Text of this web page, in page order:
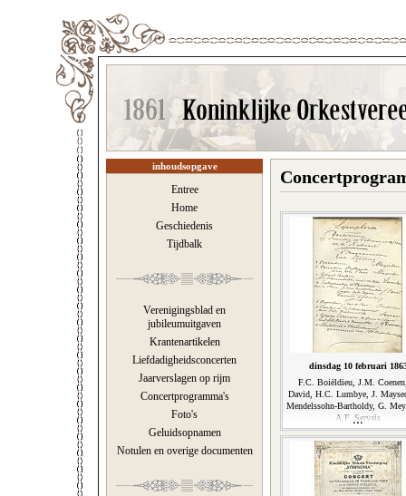
inhoudsopgave
Entree
Home
Geschiedenis
Tijdbalk
Verenigingsblad en
jubileumuitgaven
Krantenartikelen
Liefdadigheidsconcerten
Jaarverslagen op rijm
Concertprogramma's
Foto's
Geluidsopnamen
Notulen en overige documenten
dinsdag 10 februari
F.C. Boiëldieu, J.M.
David, H.C. Lumbye, J.
Mendelssohn-Bartholdy, G.
A.F. Servais